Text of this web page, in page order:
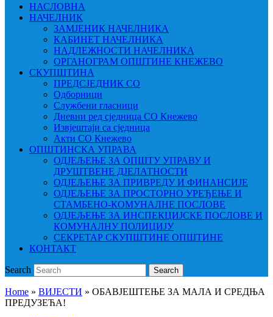
НАСЛОВНА
НАЧЕЛНИК
ЗАМЈЕНИК НАЧЕЛНИКА
КАБИНЕТ НАЧЕЛНИКА
НАДЛЕЖНОСТИ НАЧЕЛНИКА
ОРГАНОГРАМ ОПШТИНЕ КНЕЖЕВО
СКУПШТИНА
ПРЕДСЈЕДНИК СО
Одборници
Службени гласници
Дневни ред сједница СО Кнежево
Извјештаји са сједница
Акти СО Кнежево
ОПШТИНСКА УПРАВА
ОДЈЕЉЕЊЕ ЗА ОПШТУ УПРАВУ И
ДРУШТВЕНЕ ДЈЕЛАТНОСТИ
ОДЈЕЉЕЊЕ ЗА ПРИВРЕДУ И ФИНАНСИЈЕ
ОДЈЕЉЕЊЕ ЗА ПРОСТОРНО УРЕЂЕЊЕ И
СТАМБЕНО-КОМУНАЛНЕ ПОСЛОВЕ
ОДЈЕЉЕЊЕ ЗА ИНСПЕКЦИЈСКЕ ПОСЛОВЕ И
КОМУНАЛНУ ПОЛИЦИЈУ
СЕКРЕТАР СКУПШТИНЕ ОПШТИНЕ
КОНТАКТ
Search Search
Home » ВИЈЕСТИ » ОБАВЈЕШТЕЊЕ ЗА МАЛА И СРЕДЊА
ПРЕДУЗЕЋА!